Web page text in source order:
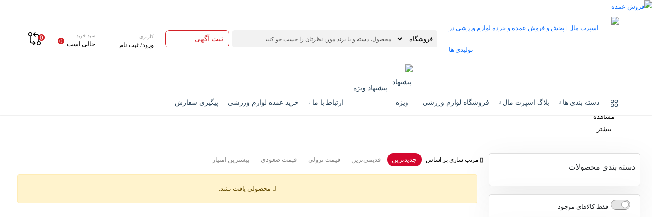
ثبت آگهی کاربری
ورود/ ثبت نام
سبد خرید
خالی است 0
0
دسته بندی ها بلاگ اسپرت مال فروشگاه لوازم ورزشی
پیشنهاد ویژه
ارتباط با ما
خرید عمده لوازم ورزشی پیگیری سفارش
فروشگاه آنلاین لوازم ورزشی
مشاهده
بیشتر
دسته بندی محصولات
پوشاک ورزشی
فقط کالاهای موجود
مرتب سازی بر اساس : جدیدترین قدیمی‌ترین قيمت نزولی قيمت صعودی بیشترین امتیاز
محصولی یافت نشد.